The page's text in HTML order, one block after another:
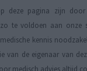
deze pagina zijn door
te voldoen aan onze
kennis
van de eigenaar van
medisch advies altijd